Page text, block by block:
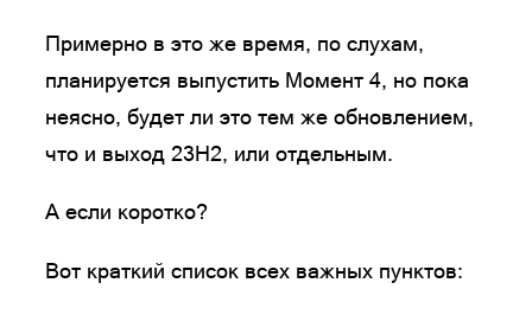
Примерно в это же время, по слухам,
планируется выпустить Момент 4, но пока
неясно, будет ли это тем же обновлением,
что и выход 23H2, или отдельным.
А если коротко?
Вот краткий список всех важных пунктов: